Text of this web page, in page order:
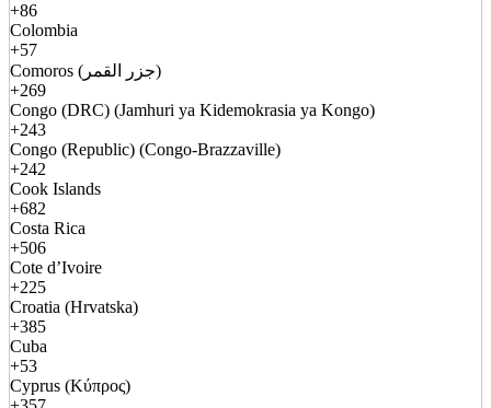
+86
Colombia
+57
Comoros (جزر القمر)
+269
Congo (DRC) (Jamhuri ya Kidemokrasia ya Kongo)
+243
Congo (Republic) (Congo-Brazzaville)
+242
Cook Islands
+682
Costa Rica
+506
Cote d’Ivoire
+225
Croatia (Hrvatska)
+385
Cuba
+53
Cyprus (Κύπρος)